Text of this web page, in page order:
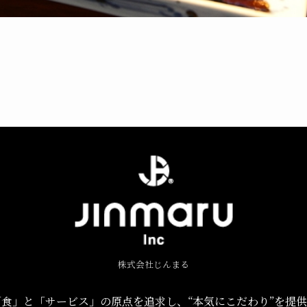
株式会社じんまる
」と「サービス」の原点を追求し、“本気にこだわり”を提供